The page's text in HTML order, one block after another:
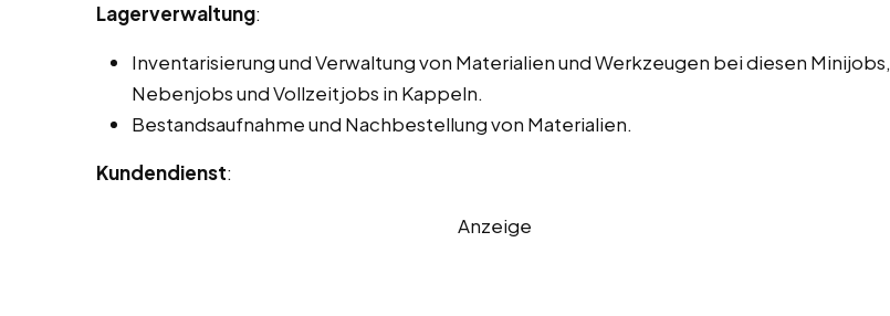
Lagerverwaltung:
Inventarisierung und Verwaltung von Materialien und Werkzeugen bei diesen Minijobs,
Nebenjobs und Vollzeitjobs in Kappeln.
Bestandsaufnahme und Nachbestellung von Materialien.
Kundendienst:
Anzeige